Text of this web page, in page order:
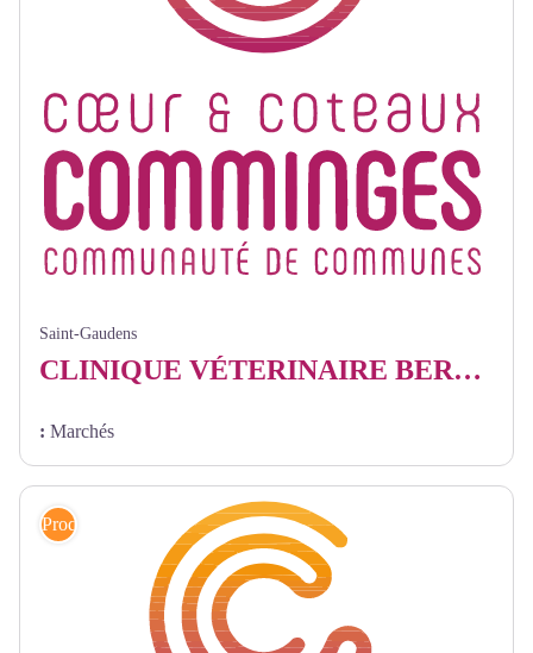
Saint-Gaudens
CLINIQUE VÉTERINAIRE BERGES MORVILLERS VOUGNY YANEZ
: Marchés
Produits locaux